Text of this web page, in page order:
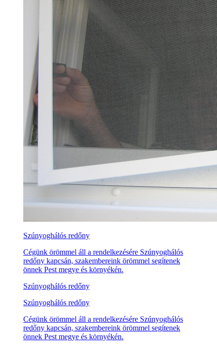
Szúnyoghálós redőny
Cégünk örömmel áll a rendelkezésére Szúnyoghálós
redőny kapcsán, szakembereink örömmel segítenek
önnek Pest megye és környékén.
Szúnyoghálós redőny
Szúnyoghálós redőny
Cégünk örömmel áll a rendelkezésére Szúnyoghálós
redőny kapcsán, szakembereink örömmel segítenek
önnek Pest megye és környékén.